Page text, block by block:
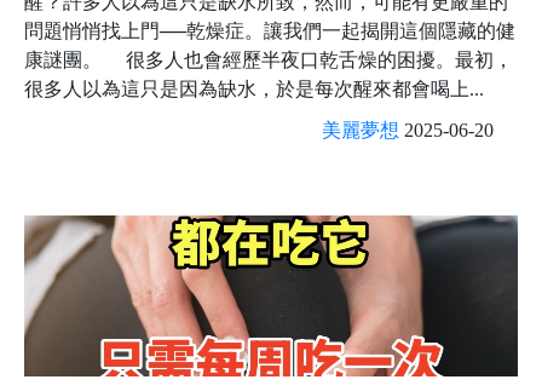
問題悄悄找上門──乾燥症。讓我們一起揭開這個隱藏的健
康謎團。 很多人也會經歷半夜口乾舌燥的困擾。最初，
很多人以為這只是因為缺水，於是每次醒來都會喝上...
美麗夢想 2025-06-20